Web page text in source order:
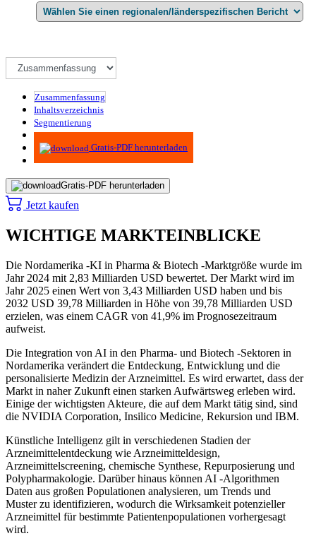
Zusammenfassung
Inhaltsverzeichnis
Segmentierung
Methodik
Gratis-PDF herunterladen
Gratis-PDF herunterladen
Jetzt kaufen
WICHTIGE MARKTEINBLICKE
Die Nordamerika -KI in Pharma & Biotech -Marktgröße wurde im
Jahr 2024 mit 2,83 Milliarden USD bewertet. Der Markt wird im
Jahr 2025 einen Wert von 3,43 Milliarden USD haben und bis
2032 USD 39,78 Milliarden in Höhe von 39,78 Milliarden USD
erzielen, was einem CAGR von 41,9% im Prognosezeitraum
aufweist.
Die Integration von AI in den Pharma- und Biotech -Sektoren in
Nordamerika verändert die Entdeckung, Entwicklung und die
personalisierte Medizin der Arzneimittel. Es wird erwartet, dass der
Markt in naher Zukunft einen starken Aufwärtsweg erleben wird.
Einige der wichtigsten Akteure, die auf dem Markt tätig sind, sind
die NVIDIA Corporation, Insilico Medicine, Rekursion und IBM.
Künstliche Intelligenz gilt in verschiedenen Stadien der
Arzneimittelentdeckung wie Arzneimitteldesign,
Arzneimittelscreening, chemische Synthese, Repurposierung und
Polypharmakologie. Darüber hinaus können AI -Algorithmen
Daten aus großen Populationen analysieren, um Trends und
Muster zu identifizieren, wodurch die Wirksamkeit potenzieller
Arzneimittel für bestimmte Patientenpopulationen vorhergesagt
wird.